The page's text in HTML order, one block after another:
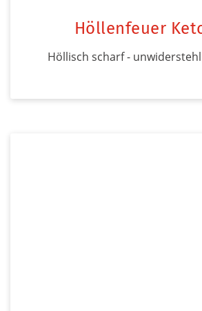
Höllenfeuer
Höllisch scharf -